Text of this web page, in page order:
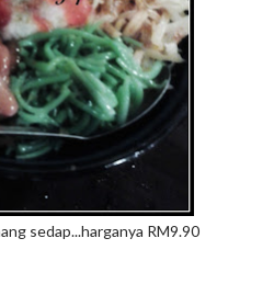
sedap...harganya RM9.90